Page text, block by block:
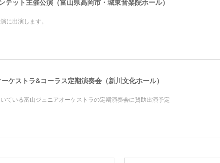
テット主催公演（富山県高岡市・城東音楽院ホール）
に出演します。
ケストラ&コーラス定期演奏会（新川文化ホール）
ている富山ジュニアオーケストラの定期演奏会に賛助出演予定